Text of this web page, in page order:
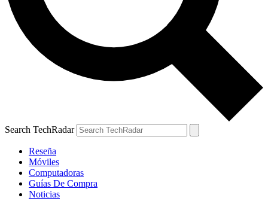
Search TechRadar
Reseña
Móviles
Computadoras
Guías De Compra
Noticias